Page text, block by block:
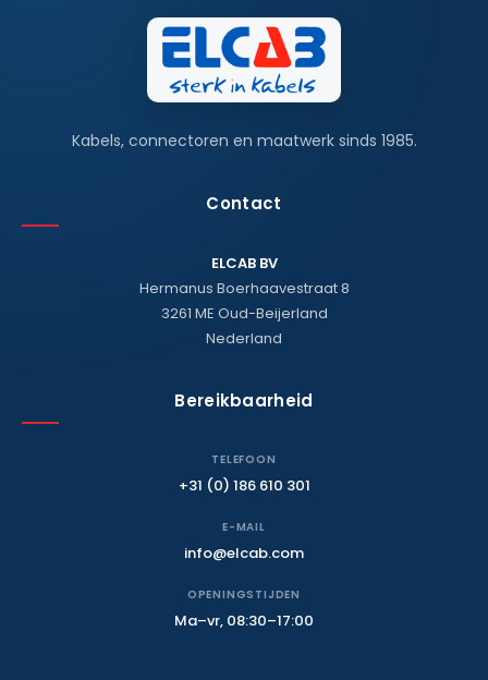
Kabels, connectoren en maatwerk sinds 1985.
Contact
ELCAB BV
Hermanus Boerhaavestraat 8
3261 ME Oud-Beijerland
Nederland
Bereikbaarheid
TELEFOON
+31 (0) 186 610 301
E-MAIL
info@elcab.com
OPENINGSTIJDEN
Ma–vr, 08:30–17:00